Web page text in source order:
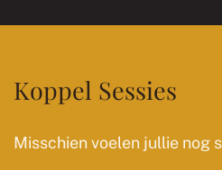
Koppel Sessies
Misschien voelen jullie nog